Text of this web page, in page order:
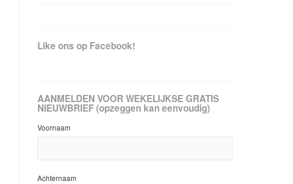
Like ons op Facebook!
AANMELDEN VOOR WEKELIJKSE GRATIS
NIEUWBRIEF (opzeggen kan eenvoudig)
Voornaam
Achternaam